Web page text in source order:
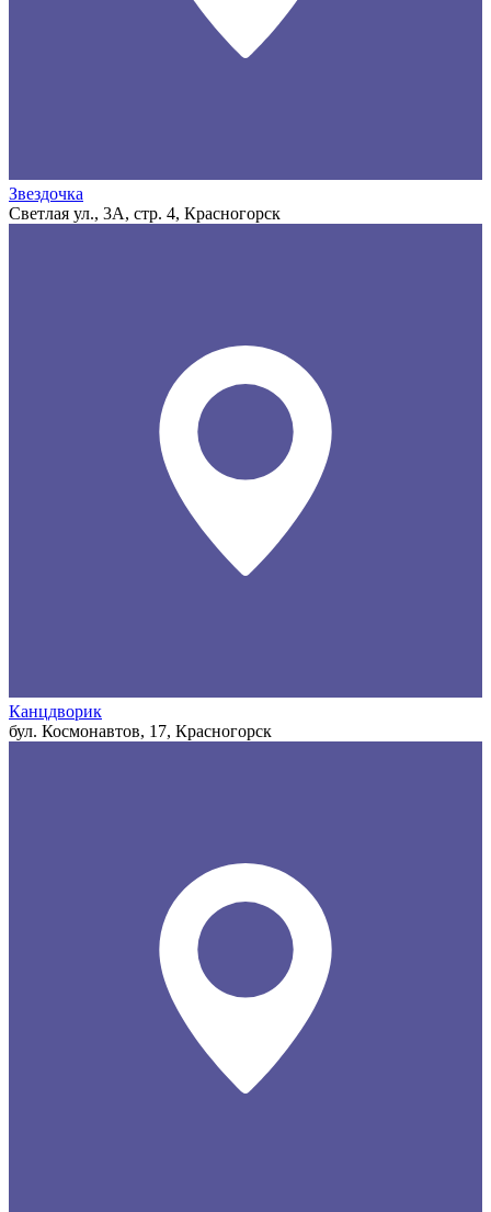
Звездочка
Светлая ул., 3А, стр. 4, Красногорск
Канцдворик
бул. Космонавтов, 17, Красногорск